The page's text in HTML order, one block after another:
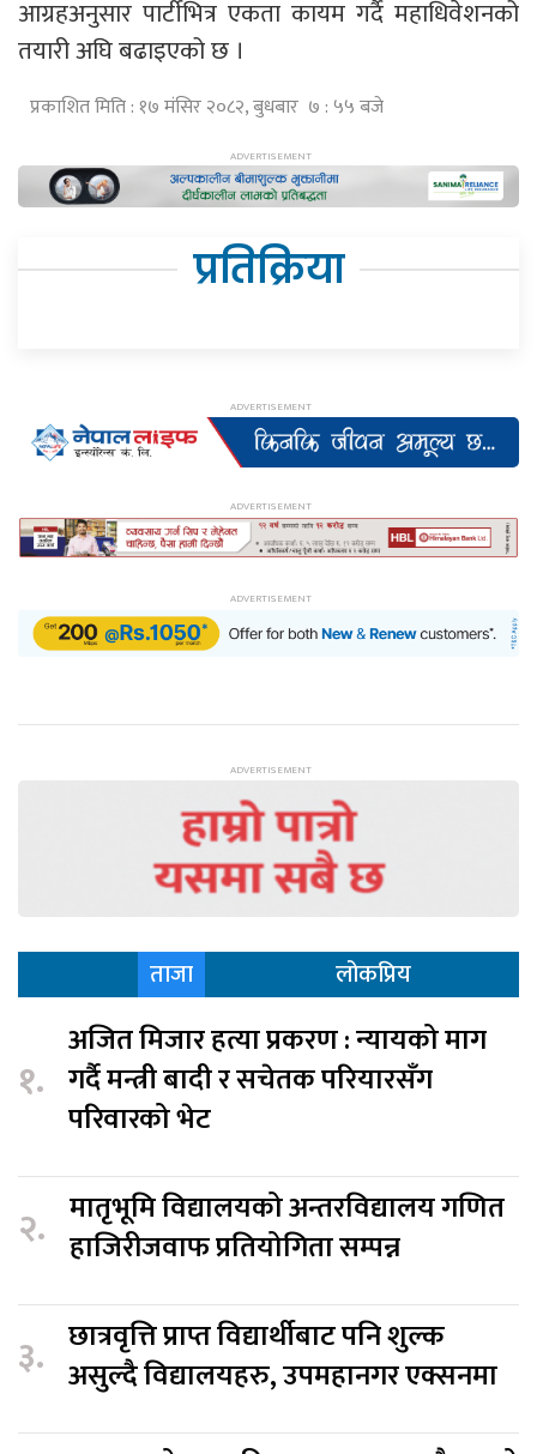
आग्रहअनुसार पार्टीभित्र एकता कायम गर्दै महाधिवेशनको
तयारी अघि बढाइएको छ ।
प्रकाशित मिति : १७ मंसिर २०८२, बुधबार ७ : ५५ बजे
प्रतिक्रिया
ताजा लोकप्रिय
१.
अजित मिजार हत्या प्रकरण : न्यायको माग
गर्दै मन्त्री बादी र सचेतक परियारसँग
परिवारको भेट
२. मातृभूमि विद्यालयको अन्तरविद्यालय गणित
हाजिरीजवाफ प्रतियोगिता सम्पन्न
३. छात्रवृत्ति प्राप्त विद्यार्थीबाट पनि शुल्क
असुल्दै विद्यालयहरु, उपमहानगर एक्सनमा